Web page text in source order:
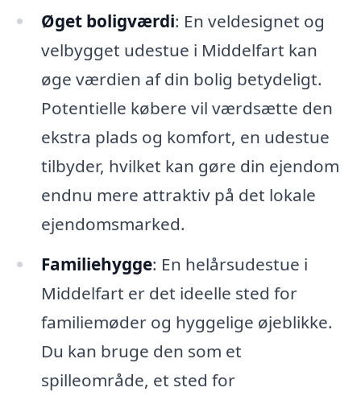
Øget boligværdi: En veldesignet og
velbygget udestue i Middelfart kan
øge værdien af din bolig betydeligt.
Potentielle købere vil værdsætte den
ekstra plads og komfort, en udestue
tilbyder, hvilket kan gøre din ejendom
endnu mere attraktiv på det lokale
ejendomsmarked.
Familiehygge: En helårsudestue i
Middelfart er det ideelle sted for
familiemøder og hyggelige øjeblikke.
Du kan bruge den som et
spilleområde, et sted for